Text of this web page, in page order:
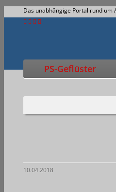
Das unabhängige Portal rund um
PS-Geflüster
10.04.2018